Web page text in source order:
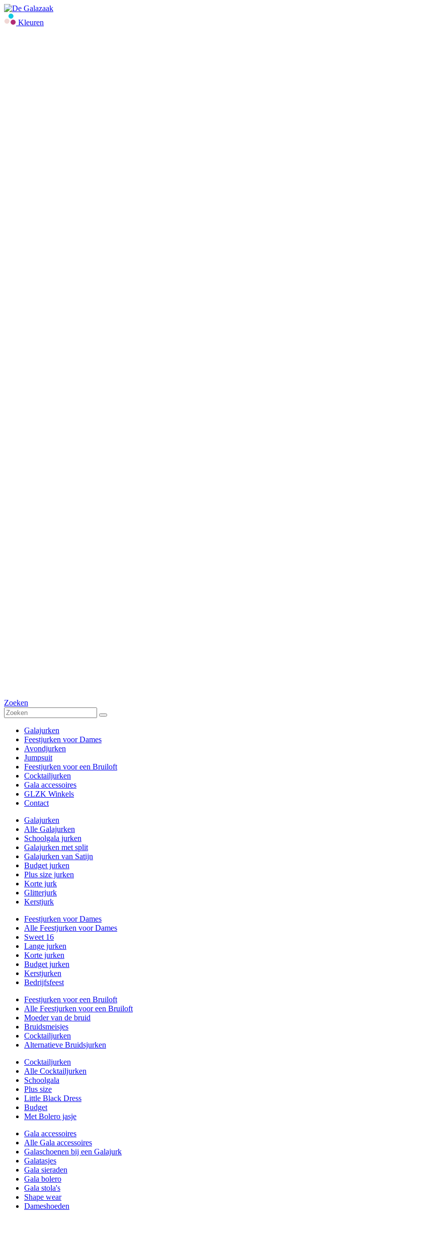
Kleuren
Zoeken
Galajurken
Feestjurken voor Dames
Avondjurken
Jumpsuit
Feestjurken voor een Bruiloft
Cocktailjurken
Gala accessoires
GLZK Winkels
Contact
Galajurken
Alle Galajurken
Schoolgala jurken
Galajurken met split
Galajurken van Satijn
Budget jurken
Plus size jurken
Korte jurk
Glitterjurk
Kerstjurk
Feestjurken voor Dames
Alle Feestjurken voor Dames
Sweet 16
Lange jurken
Korte jurken
Budget jurken
Kerstjurken
Bedrijfsfeest
Feestjurken voor een Bruiloft
Alle Feestjurken voor een Bruiloft
Moeder van de bruid
Bruidsmeisjes
Cocktailjurken
Alternatieve Bruidsjurken
Cocktailjurken
Alle Cocktailjurken
Schoolgala
Plus size
Little Black Dress
Budget
Met Bolero jasje
Gala accessoires
Alle Gala accessoires
Galaschoenen bij een Galajurk
Galatasjes
Gala sieraden
Gala bolero
Gala stola's
Shape wear
Dameshoeden